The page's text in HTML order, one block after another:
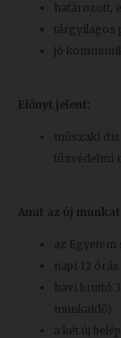
határozott,
tárgyilagos
jó
Előnyt jelent:
műszaki
tűzvédelmi
Amit az új
az
napi 12
havi bruttó
munkaidő)
a két új